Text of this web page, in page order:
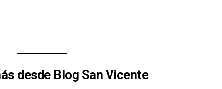
desde Blog San Vicente